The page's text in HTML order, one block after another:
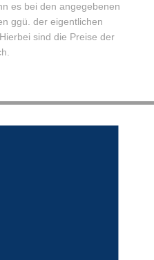
es bei den angegebenen
ggü. der eigentlichen
sind die Preise der